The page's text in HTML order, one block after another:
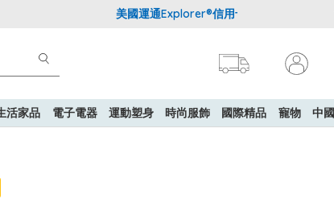
美國運通Explorer®信用卡會員購物禮遇：高達
活家品 電子電器 運動塑身 時尚服飾 國際精品 寵物 中